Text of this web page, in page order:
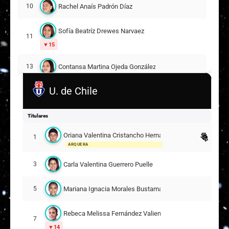
10 Rachel Anaís Padrón Díaz
11
Sofía Beatríz Drewes Narvaez
15
13 Contansa Martina Ojeda González
16 Sabrina Andrea Clavijo Escobar
19
Suplentes
ARQUERA
Constanza Anahís Alfaro Pérez
Rania Verena Sansur Osorio
U. de Chile
Titulares
1 Oriana Valentina Cristancho Hernández
ARQUERA
3 Carla Valentina Guerrero Puelle
5 Mariana Ignacia Morales Bustamante
7
Rebeca Melissa Fernández Valiente
14